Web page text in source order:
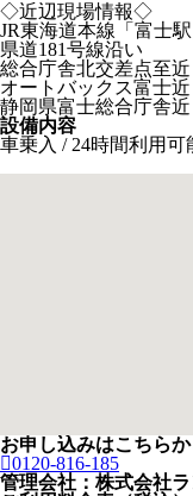
◇近辺現場情報◇
JR東海道本線「富士
県道181号線沿い
総合庁舎北交差点至近
オートバックス富士近
静岡県富士総合庁舎近
設備内容
車乗入 / 24時間利用可
お申し込みはこちらか
0120-816-185
管理会社：株式会社